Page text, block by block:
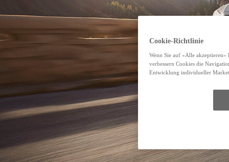
Cookie-Richtlinie
Wenn Sie auf «Alle
verbessern Cookies die
Entwicklung individueller